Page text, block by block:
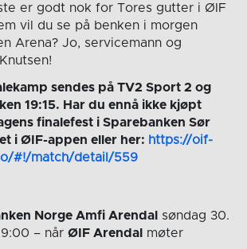
er godt nok for Tores gutter i ØIF
vil du se på benken i morgen
Arena? Jo, servicemann og
sendes på TV2 Sport 2 og
19:15. Har du ennå ikke kjøpt
finalefest i Sparebanken Sør
i ØIF-appen eller her: https://oif-
#!/match/detail/559
Norge Amfi Arendal
søndag 30.
– når ØIF Arendal
møter